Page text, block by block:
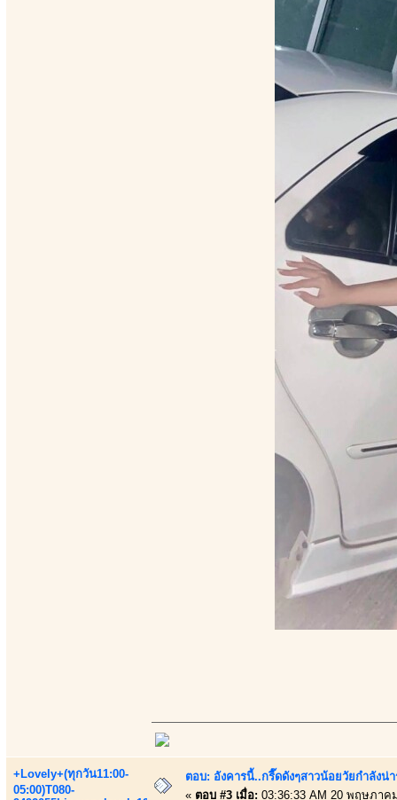
+Lovely+(ทุกวัน11:00-
05:00)T080-
ตอบ: อังคารนี้..กรี๊ดดังๆสาวน้อยวัยกำลัง
« ตอบ #3 เมื่อ: 03:36:33 AM 20 พฤษภาค